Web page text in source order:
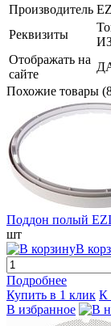
Производитель
Реквизиты
Отображать на
сайте
Похожие товары
Поддон полый
шт
В
Подробнее
Купить в 1 клик К
В избранное